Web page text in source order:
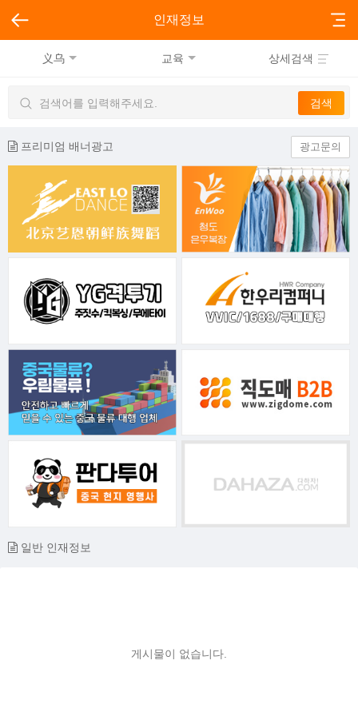
인재정보
义乌 교육 상세검색
프리미엄 배너광고 광고문의
일반 인재정보
게시물이 없습니다.